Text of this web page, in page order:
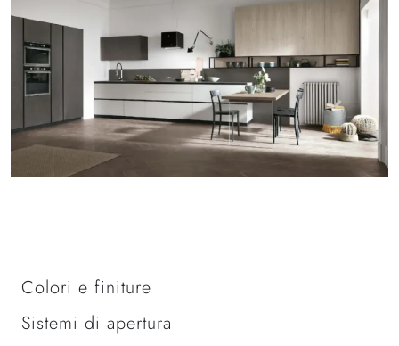
Colori e finiture
Sistemi di apertura